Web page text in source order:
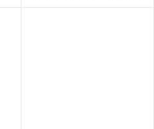
Haken in 5 verschiedenen